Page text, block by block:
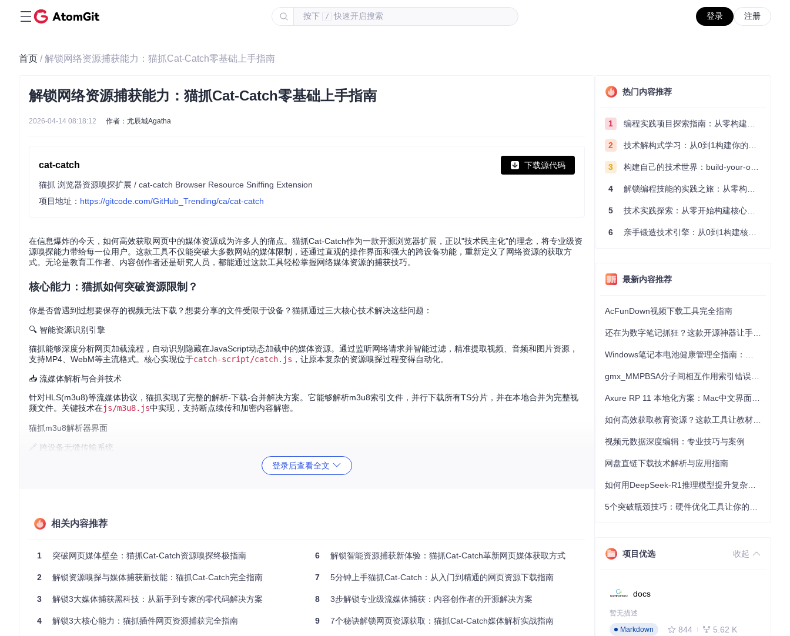
按下 / 快速开启搜索 登录 注册
首页 / 解锁网络资源捕获能力：猫抓Cat-Catch零基础上手指南
解锁网络资源捕获能力：猫抓Cat-Catch零基础上手指南
2026-04-14 08:18:12 作者：尤辰城Agatha
cat-catch 下载源代码
猫抓 浏览器资源嗅探扩展 / cat-catch Browser Resource Sniffing Extension
项目地址： https://gitcode.com/GitHub_Trending/ca/cat-catch
在信息爆炸的今天，如何高效获取网页中的媒体资源成为许多人的痛点。猫抓Cat-Catch作为一款开源浏览器扩展，正以"技术民主化"的理念，将专业级资
源嗅探能力带给每一位用户。这款工具不仅能突破大多数网站的媒体限制，还通过直观的操作界面和强大的跨设备功能，重新定义了网络资源的获取方
式。无论是教育工作者、内容创作者还是研究人员，都能通过这款工具轻松掌握网络媒体资源的捕获技巧。
核心能力：猫抓如何突破资源限制？
你是否曾遇到过想要保存的视频无法下载？想要分享的文件受限于设备？猫抓通过三大核心技术解决这些问题：
🔍 智能资源识别引擎
猫抓能够深度分析网页加载流程，自动识别隐藏在JavaScript动态加载中的媒体资源。通过监听网络请求并智能过滤，精准提取视频、音频和图片资源，
支持MP4、WebM等主流格式。核心实现位于catch-script/catch.js ，让原本复杂的资源嗅探过程变得自动化。
📥 流媒体解析与合并技术
针对HLS(m3u8)等流媒体协议，猫抓实现了完整的解析-下载-合并解决方案。它能够解析m3u8索引文件，并行下载所有TS分片，并在本地合并为完整视
频文件。关键技术在js/m3u8.js中实现，支持断点续传和加密内容解密。
猫抓m3u8解析器界面
🔗 跨设备无缝传输系统
lib/jquery.qrcode.min.js
案例一：在线研讨会内容永久保存
打开研讨会直播页面，点击浏览器工具栏的猫抓图标
在弹出面板中找到标记为"application/x-mpegURL"的m3u8资源
设置下载参数，选择最高分辨率
登录后查看全文
相关内容推荐
1 突破网页媒体壁垒：猫抓Cat-Catch资源嗅探终极指南
2 解锁资源嗅探与媒体捕获新技能：猫抓Cat-Catch完全指南
3 解锁3大媒体捕获黑科技：从新手到专家的零代码解决方案
4 解锁3大核心能力：猫抓插件网页资源捕获完全指南
6 解锁智能资源捕获新体验：猫抓Cat-Catch革新网页媒体获取方式
7 5分钟上手猫抓Cat-Catch：从入门到精通的网页资源下载指南
8 3步解锁专业级流媒体捕获：内容创作者的开源解决方案
9 7个秘诀解锁网页资源获取：猫抓Cat-Catch媒体解析实战指南
热门内容推荐
1 编程实践项目探索指南：从零构建技术能力体系
2 技术解构式学习：从0到1构建你的编程知识体系
3 构建自己的技术世界：build-your-own-x项目的实践探索指南
4 解锁编程技能的实践之旅：从零构建你的技术世界
5 技术实践探索：从零开始构建核心系统的实践指南
6 亲手锻造技术引擎：从0到1构建核心系统的实践指南
最新内容推荐
AcFunDown视频下载工具完全指南
视频元数据深度编辑：专业技巧与案例
网盘直链下载技术解析与应用指南
项目优选 收起
docs
暂无描述
Markdown
844 5.62 K